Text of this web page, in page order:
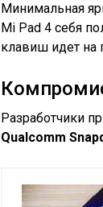
Минимальная
Mi Pad 4 себя
клавиш идет на
Разработчики
Qualcomm